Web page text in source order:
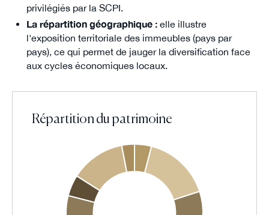
privilégiés par la SCPI.
La répartition géographique :elle illustre
l'exposition territoriale des immeubles (pays par
pays), ce qui permet de jauger la diversification face
aux cycles économiques locaux.
Répartition du patrimoine